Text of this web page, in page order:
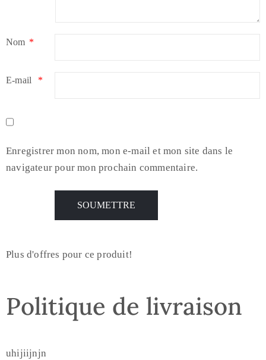
Nom *
E-mail *
Enregistrer mon nom, mon e-mail et mon site dans le
navigateur pour mon prochain commentaire.
Plus d'offres pour ce produit!
Politique de livraison
uhijiijnjn